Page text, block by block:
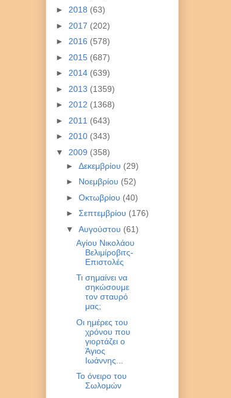
► 2018 (63)
► 2017 (202)
► 2016 (578)
► 2015 (687)
► 2014 (639)
► 2013 (1359)
► 2012 (1368)
► 2011 (643)
► 2010 (343)
▼ 2009 (358)
► Δεκεμβρίου (29)
► Νοεμβρίου (52)
► Οκτωβρίου (40)
► Σεπτεμβρίου (176)
▼ Αυγούστου (61)
Αγίου Νικολάου
Βελιμίροβιτς-
Επιστολές
Τι σημαίνει να
σηκώσουμε
τον σταυρό
μας;
Οι ημέρες του
χρόνου που
γιορτάζει ο
Άγιος
Ιωάννης...
Το όνειρο του
Σωλομών